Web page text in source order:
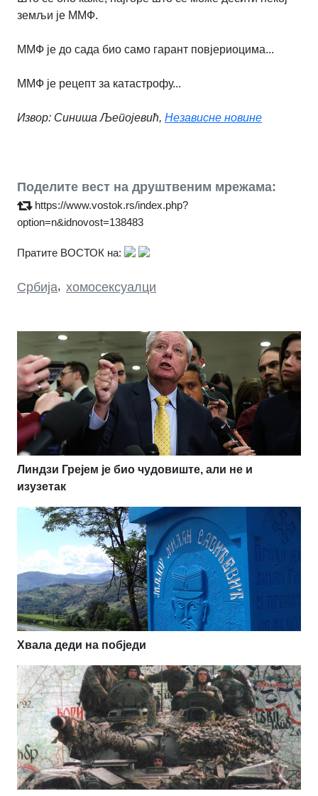
земљи је ММФ.
ММФ је до сада био само гарант повјериоцима...
ММФ је рецепт за катастрофу...
Извор: Синиша Љепојевић, Независне новине
Поделите вест на друштвеним мрежама:
https://www.vostok.rs/index.php?
option=n&idnovost=138483
Пратите ВОСТОК на:
Србија, хомосексуалци
Линдзи Грејем је био чудовиште, али не и
изузетак
Хвала деди на побједи